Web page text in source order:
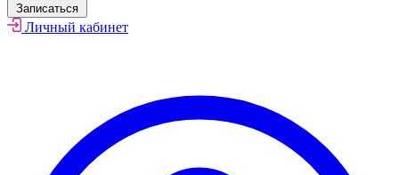
Записаться
Личный кабинет